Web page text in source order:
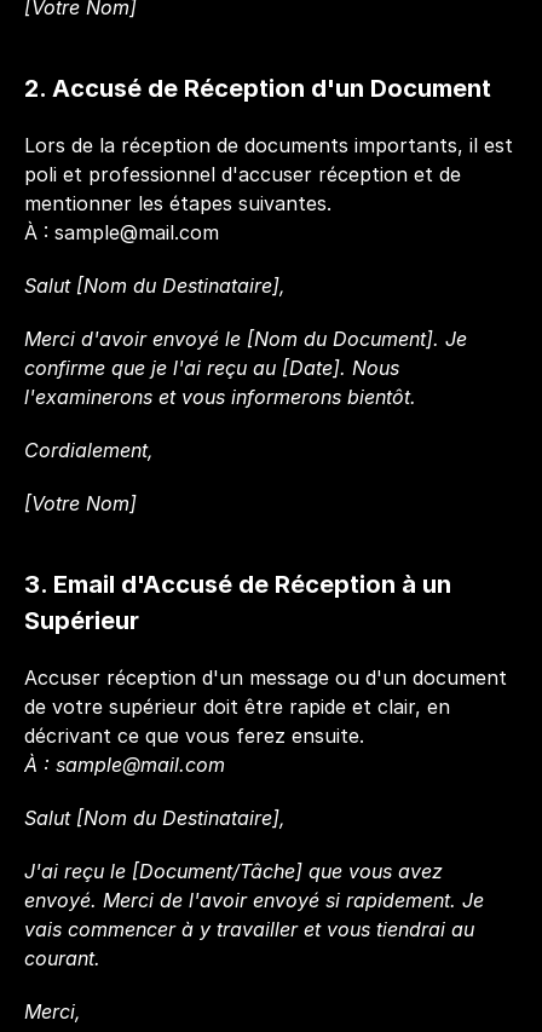
[Votre Nom]
2. Accusé de Réception d'un Document
Lors de la réception de documents importants, il est
poli et professionnel d'accuser réception et de
mentionner les étapes suivantes.
À : sample@mail.com
Salut [Nom du Destinataire],
Merci d'avoir envoyé le [Nom du Document]. Je
confirme que je l'ai reçu au [Date]. Nous
l'examinerons et vous informerons bientôt.
Cordialement,
[Votre Nom]
3. Email d'Accusé de Réception à un
Supérieur
Accuser réception d'un message ou d'un document
de votre supérieur doit être rapide et clair, en
décrivant ce que vous ferez ensuite.
À : sample@mail.com
Salut [Nom du Destinataire],
J'ai reçu le [Document/Tâche] que vous avez
envoyé. Merci de l'avoir envoyé si rapidement. Je
vais commencer à y travailler et vous tiendrai au
courant.
Merci,